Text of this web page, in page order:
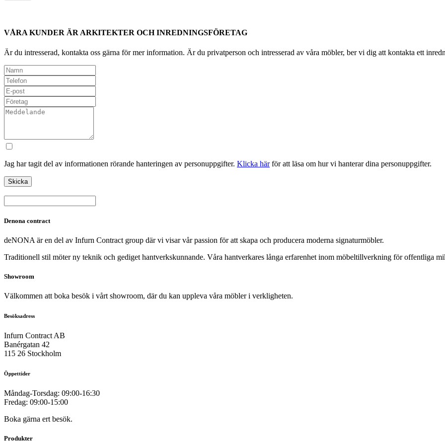
VÅRA KUNDER ÄR ARKITEKTER OCH INREDNINGSFÖRETAG
Är du intresserad, kontakta oss gärna för mer information. Är du privatperson och intresserad av våra möbler, ber vi dig att kontakta ett
Jag har tagit del av informationen rörande hanteringen av personuppgifter. Klicka härför att läsa om hur vi hanterar dina personuppgifter.
Denona contract
deNONA är en del av Infurn Contract group där vi visar vår passion för att skapa och producera moderna signaturmöbler.
Traditionell stil möter ny teknik och gediget hantverkskunnande. Våra hantverkares långa erfarenhet inom möbeltillverkning för offentliga
Showroom
Välkommen att boka besök i vårt showroom, där du kan uppleva våra möbler i verkligheten.
Besöksadress
Infurn Contract AB
Banérgatan 42
115 26 Stockholm
Öppettider
Måndag-Torsdag: 09:00-16:30
Fredag: 09:00-15:00
Boka gärna ert besök.
Produkter